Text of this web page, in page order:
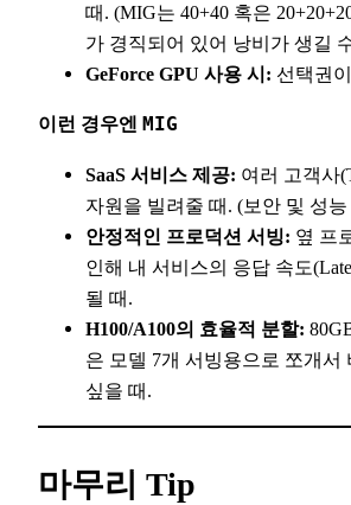
때. (MIG는 40+40 혹은
가 경직되어 있어 낭비가 생길
GeForce GPU 사용 시: 선택권
이런 경우엔 MIG
SaaS 서비스 제공: 여러 고객사
자원을 빌려줄 때. (보안 및 성
안정적인 프로덕션 서빙: 옆 프
인해 내 서비스의 응답 속도
될 때.
H100/A100의 효율적 분할:
은 모델 7개 서빙용으로 쪼개서
싶을 때.
마무리 Tip